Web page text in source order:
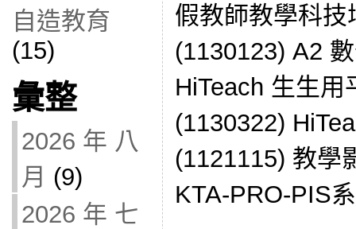
自造教育
(15)
彙整
2026 年 八
月 (9)
2026 年 七
假教師教學科
(1130123) A2
HiTeach 生生
(1130322)
(1121115) 教學
KTA-PRO-PIS